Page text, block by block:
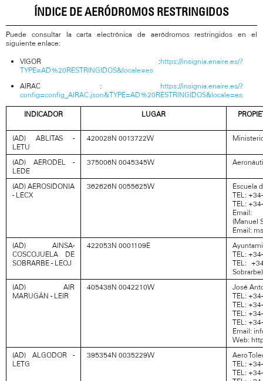
ÍNDICE DE AERÓDROMOS RESTRINGIDOS
Puede consultar la carta electrónica de aeródromos restringidos en el
siguiente enlace:
VIGOR :https://insignia.enaire.es/?
TYPE=AD%20RESTRINGIDOS&locale=es
AIRAC : https://insignia.enaire.es/?
config=config_AIRAC.json&TYPE=AD%20RESTRINGIDOS&locale=es
INDICADOR LUGAR
(AD) ABLITAS -
LETU
420028N 0013722W
(AD) AERODEL -
LEDE
375006N 0045345W
(AD) AEROSIDONIA
- LECX
362626N 0055625W
Escuela
TEL:
TEL:
Email:
(Manuel
Email:
(AD) AINSA-
COSCOJUELA DE
SOBRARBE - LEOJ
422053N 0001109E
TEL:
TEL:
Sobrarbe)
(AD) AIR
MARUGÁN - LEIR
405438N 0042210W
José
TEL:
TEL:
TEL:
TEL:
Email:
Web:
(AD) ALGODOR -
LETG
395354N 0035229W
Aero
TEL:
TEL: